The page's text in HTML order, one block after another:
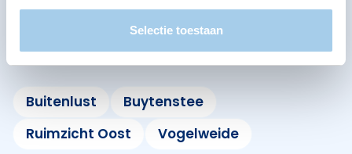
Selectie toestaan
Omliggende buurten in Diemen
Bekijk ook de andere buurten in de buurt.
Buitenlust
Buytenstee
Ruimzicht Oost
Vogelweide